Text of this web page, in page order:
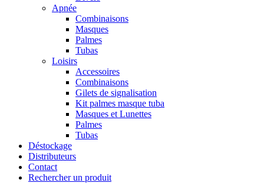
Apnée
Combinaisons
Masques
Palmes
Tubas
Loisirs
Accessoires
Combinaisons
Gilets de signalisation
Kit palmes masque tuba
Masques et Lunettes
Palmes
Tubas
Déstockage
Distributeurs
Contact
Rechercher un produit